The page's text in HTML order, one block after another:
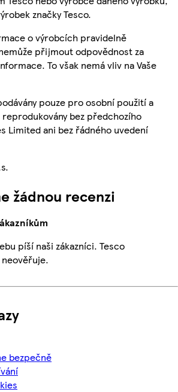
značky Tesco.
o výrobcích pravidelně
přijmout odpovědnost za
To však nemá vliv na Vaše
pouze pro osobní použití a
bez předchozího
Limited ani bez řádného uvedení
žádnou recenzi
píší naši zákazníci. Tesco
bezpečně